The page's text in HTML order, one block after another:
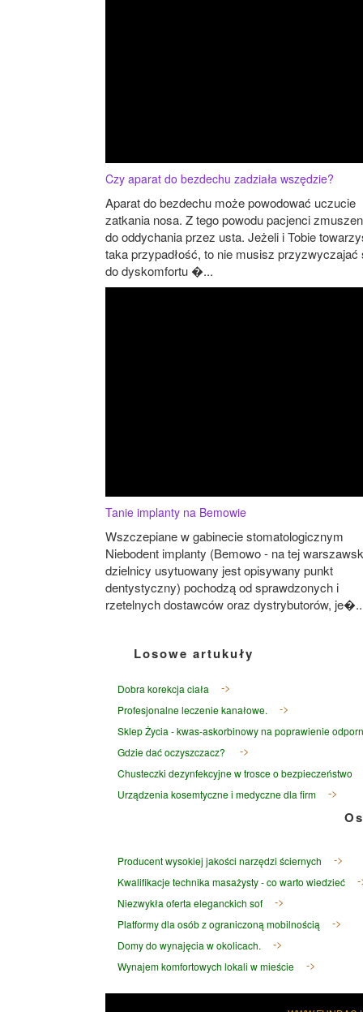
Czy aparat do bezdechu zadziała wszędzie?
Aparat do bezdechu może powodować uczucie
zatkania nosa. Z tego powodu pacjenci
do oddychania przez usta. Jeżeli i Tobie
taka przypadłość, to nie musisz przyzwyczajać
do dyskomfortu �...
Tanie implanty na Bemowie
Wszczepiane w gabinecie stomatologicznym
Niebodent implanty (Bemowo - na tej
dzielnicy usytuowany jest opisywany punkt
dentystyczny) pochodzą od sprawdzonych i
rzetelnych dostawców oraz dystrybutorów,
Losowe artukuły
Dobra korekcja ciała
Profesjonalne leczenie kanałowe.
Sklep Życia - kwas-askorbinowy na poprawienie
Gdzie dać oczyszczacz?
Chusteczki dezynfekcyjne w trosce o bezpieczeństwo
Urządzenia kosemtyczne i medyczne dla firm
Producent wysokiej jakości narzędzi ściernych
Kwalifikacje technika masażysty - co warto wiedzieć
Niezwykła oferta eleganckich sof
Platformy dla osób z ograniczoną mobilnością
Domy do wynajęcia w okolicach.
Wynajem komfortowych lokali w mieście